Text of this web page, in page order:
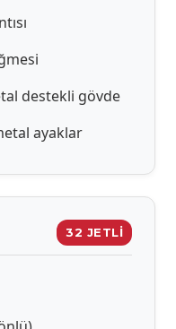
destekli gövde
ayaklar
32 JETLİ